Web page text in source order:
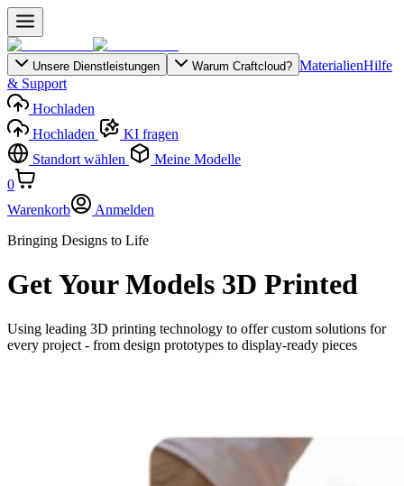
Unsere Dienstleistungen Warum Craftcloud? MaterialienHilfe
& Support
Hochladen
Hochladen
KI fragen
Standort wählen
Meine Modelle
0
Warenkorb
Anmelden
Bringing Designs to Life
Get Your Models 3D Printed
Using leading 3D printing technology to offer custom solutions for
every project - from design prototypes to display-ready pieces